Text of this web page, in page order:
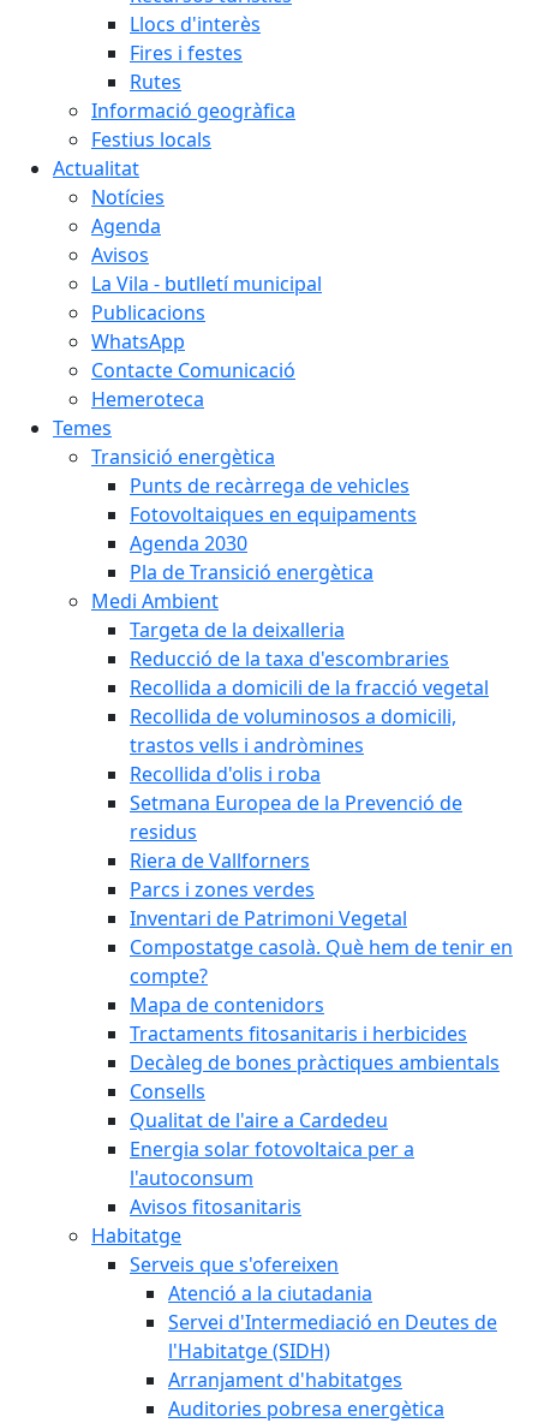
Llocs d'interès
Fires i festes
Rutes
Informació geogràfica
Festius locals
Actualitat
Notícies
Agenda
Avisos
La Vila - butlletí municipal
Publicacions
WhatsApp
Contacte Comunicació
Hemeroteca
Temes
Transició energètica
Punts de recàrrega de vehicles
Fotovoltaiques en equipaments
Agenda 2030
Pla de Transició energètica
Medi Ambient
Targeta de la deixalleria
Reducció de la taxa d'escombraries
Recollida a domicili de la fracció vegetal
Recollida de voluminosos a domicili,
trastos vells i andròmines
Recollida d'olis i roba
Setmana Europea de la Prevenció de
residus
Riera de Vallforners
Parcs i zones verdes
Inventari de Patrimoni Vegetal
Compostatge casolà. Què hem de tenir en
compte?
Mapa de contenidors
Tractaments fitosanitaris i herbicides
Decàleg de bones pràctiques ambientals
Consells
Qualitat de l'aire a Cardedeu
Energia solar fotovoltaica per a
l'autoconsum
Avisos fitosanitaris
Habitatge
Serveis que s'ofereixen
Atenció a la ciutadania
Servei d'Intermediació en Deutes de
l'Habitatge (SIDH)
Arranjament d'habitatges
Auditories pobresa energètica